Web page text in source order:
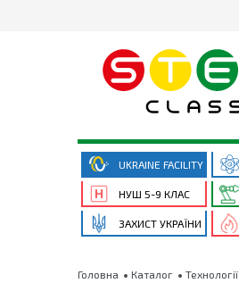
UKRAINE FACILITY
НУШ 5-9 КЛАС
ЗАХИСТ УКРАЇНИ
Головна Каталог Технології